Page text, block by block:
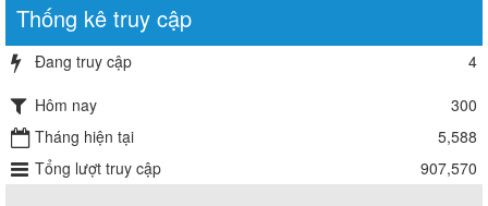
Thống kê truy cập
Đang truy cập
4
Hôm nay
300
Tháng hiện tại
5,588
Tổng lượt truy cập
907,570